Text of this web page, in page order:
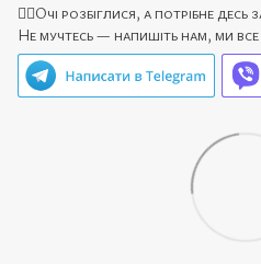
🙋‍♀️Очі розбіглися, а потрібне десь
Не мучтесь — напишіть нам, ми